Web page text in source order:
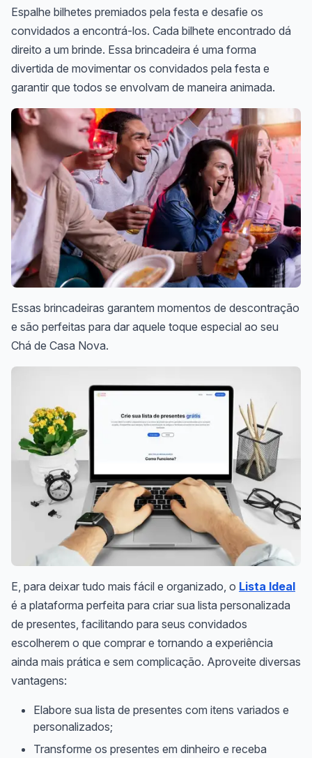
Espalhe bilhetes premiados pela festa e desafie os
convidados a encontrá-los. Cada bilhete encontrado dá
direito a um brinde. Essa brincadeira é uma forma
divertida de movimentar os convidados pela festa e
garantir que todos se envolvam de maneira animada.
Essas brincadeiras garantem momentos de descontração
e são perfeitas para dar aquele toque especial ao seu
Chá de Casa Nova.
E, para deixar tudo mais fácil e organizado, o Lista Ideal
é a plataforma perfeita para criar sua lista personalizada
de presentes, facilitando para seus convidados
escolherem o que comprar e tornando a experiência
ainda mais prática e sem complicação. Aproveite diversas
vantagens:
Elabore sua lista de presentes com itens variados e
personalizados;
Transforme os presentes em dinheiro e receba